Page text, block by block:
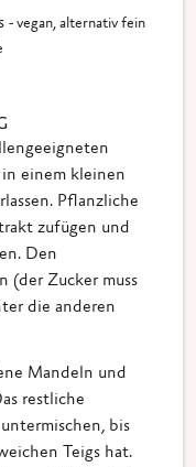
- vegan, alternativ fein
einem kleinen
Pflanzliche
zufügen und
Den
(der Zucker muss
die anderen
Mandeln und
restliche
bis
Teigs hat.